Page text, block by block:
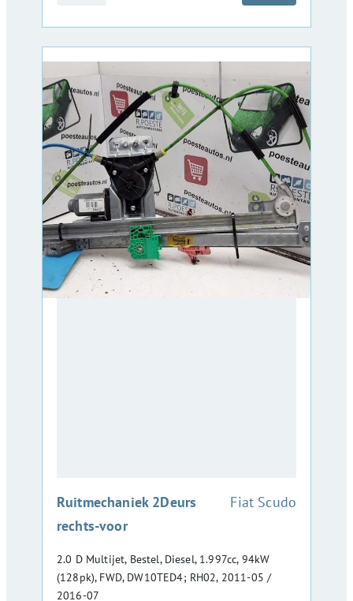
Ruitmechaniek 2Deurs
rechts-voor
:Fiat Scudo
2.0 D Multijet, Bestel, Diesel, 1.997cc, 94kW
(128pk), FWD, DW10TED4; RH02, 2011-05 /
2016-07